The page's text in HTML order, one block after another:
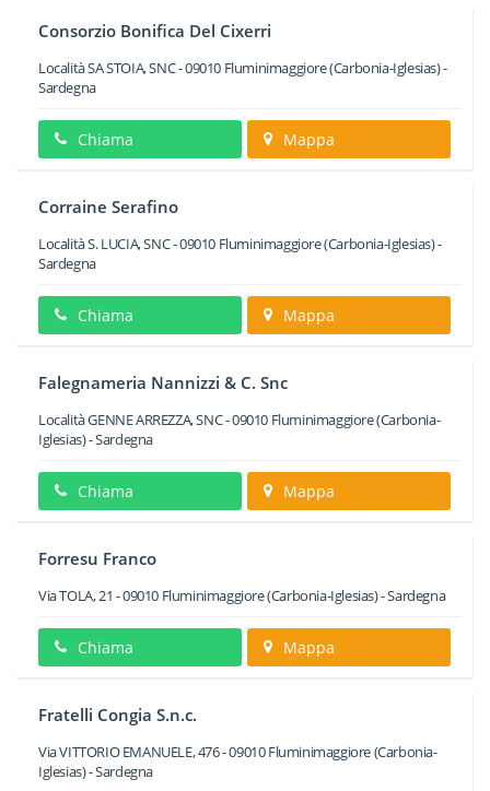
Consorzio Bonifica Del Cixerri
Località SA STOIA, SNC-09010 Fluminimaggiore(Carbonia-Iglesias) -
Sardegna
Chiama Mappa
Corraine Serafino
Località S. LUCIA, SNC-09010 Fluminimaggiore(Carbonia-Iglesias) -
Sardegna
Chiama Mappa
Falegnameria Nannizzi & C. Snc
Località GENNE ARREZZA, SNC-09010 Fluminimaggiore(Carbonia-
Iglesias) -Sardegna
Chiama Mappa
Forresu Franco
Via TOLA, 21 -09010 Fluminimaggiore(Carbonia-Iglesias) -Sardegna
Chiama Mappa
Fratelli Congia S.n.c.
Via VITTORIO EMANUELE, 476-09010Fluminimaggiore(Carbonia-
Iglesias) -Sardegna